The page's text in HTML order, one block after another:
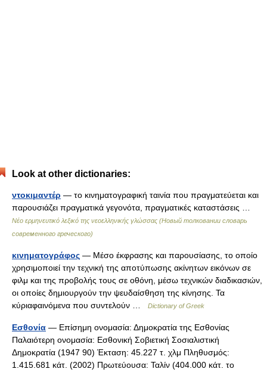
Look at other dictionaries:
ντοκιμαντέρ — το κινηματογραφική ταινία που πραγματεύεται και
παρουσιάζει πραγματικά γεγονότα, πραγματικές καταστάσεις …
Νέο ερμηνευτικό λεξικό της νεοελληνικής γλώσσας (Новый толковании словарь
современного греческого)
κινηματογράφος — Μέσο έκφρασης και παρουσίασης, το οποίο
χρησιμοποιεί την τεχνική της αποτύπωσης ακίνητων εικόνων σε
φιλμ και της προβολής τους σε οθόνη, μέσω τεχνικών διαδικασιών,
οι οποίες δημιουργούν την ψευδαίσθηση της κίνησης. Τα
κύριαφαινόμενα που συντελούν …
Dictionary of Greek
Εσθονία — Επίσημη ονομασία: Δημοκρατία της Εσθονίας
Παλαιότερη ονομασία: Εσθονική Σοβιετική Σοσιαλιστική
Δημοκρατία (1947 90) Έκταση: 45.227 τ. χλμ Πληθυσμός:
1.415.681 κάτ. (2002) Πρωτεύουσα: Ταλίν (404.000 κάτ. το